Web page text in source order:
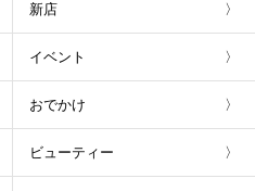
新店
イベント
おでかけ
ビューティー